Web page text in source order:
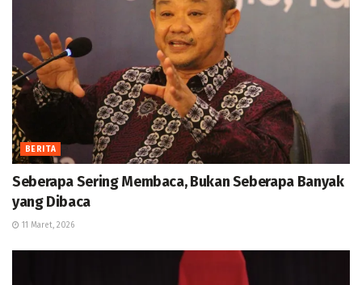
BERITA
Seberapa Sering Membaca, Bukan Seberapa Banyak
yang Dibaca
11 Maret, 2026